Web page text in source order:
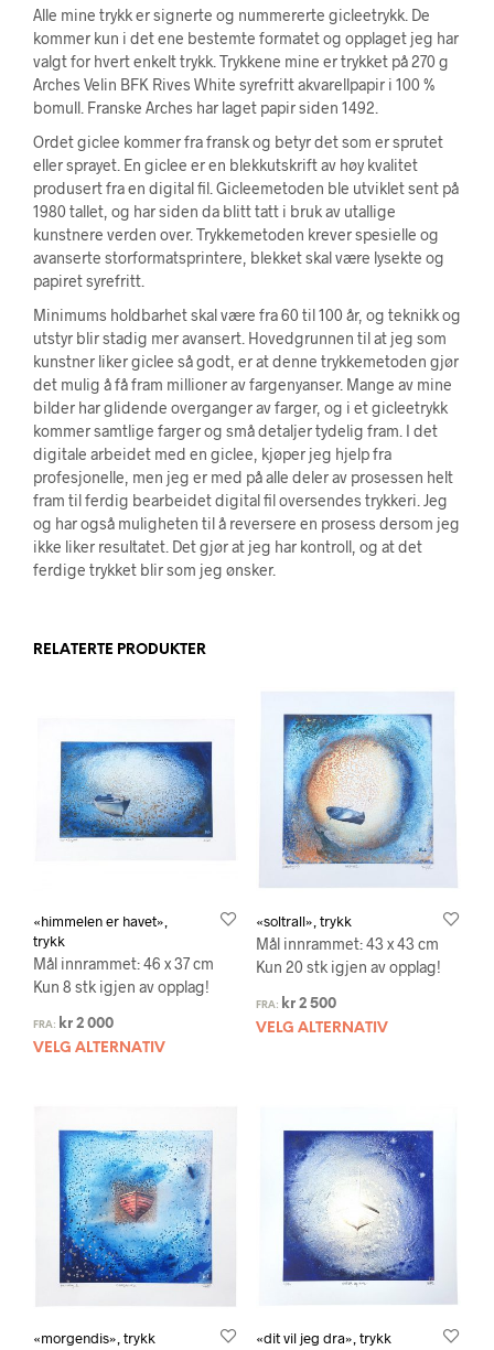
Alle mine trykk er signerte og nummererte gicleetrykk. De
kommer kun i det ene bestemte formatet og opplaget jeg har
valgt for hvert enkelt trykk. Trykkene mine er trykket på 270 g
Arches Velin BFK Rives White syrefritt akvarellpapir i 100 %
bomull. Franske Arches har laget papir siden 1492.
Ordet giclee kommer fra fransk og betyr det som er sprutet
eller sprayet. En giclee er en blekkutskrift av høy kvalitet
produsert fra en digital fil. Gicleemetoden ble utviklet sent på
1980 tallet, og har siden da blitt tatt i bruk av utallige
kunstnere verden over. Trykkemetoden krever spesielle og
avanserte storformatsprintere, blekket skal være lysekte og
papiret syrefritt.
Minimums holdbarhet skal være fra 60 til 100 år, og teknikk og
utstyr blir stadig mer avansert. Hovedgrunnen til at jeg som
kunstner liker giclee så godt, er at denne trykkemetoden gjør
det mulig å få fram millioner av fargenyanser. Mange av mine
bilder har glidende overganger av farger, og i et gicleetrykk
kommer samtlige farger og små detaljer tydelig fram. I det
digitale arbeidet med en giclee, kjøper jeg hjelp fra
profesjonelle, men jeg er med på alle deler av prosessen helt
fram til ferdig bearbeidet digital fil oversendes trykkeri. Jeg
og har også muligheten til å reversere en prosess dersom jeg
ikke liker resultatet. Det gjør at jeg har kontroll, og at det
ferdige trykket blir som jeg ønsker.
RELATERTE PRODUKTER
«himmelen er havet»,
trykk
Mål innrammet: 46 x 37 cm
Kun 8 stk igjen av opplag!
FRA: kr 2 000
VELG ALTERNATIV
«soltrall», trykk
Mål innrammet: 43 x 43 cm
Kun 20 stk igjen av opplag!
FRA: kr2 500
VELG ALTERNATIV
«morgendis», trykk «dit vil jeg dra», trykk